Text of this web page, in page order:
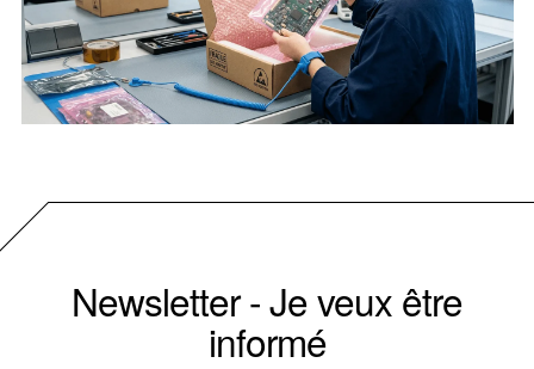
Newsletter - Je veux être
informé